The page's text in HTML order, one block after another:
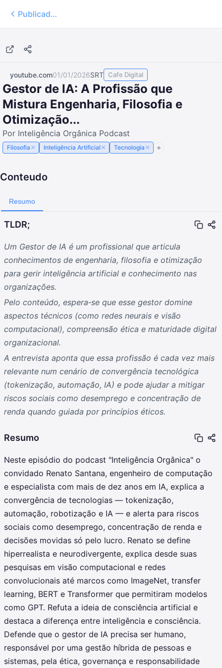
Publicados
youtube.com01/01/2026SRT Cafe Digital
Gestor de IA: A Profissão que
Mistura Engenharia, Filosofia e
Otimização...
Por Inteligência Orgânica Podcast
Filosofia × Inteligência Artificial × Tecnologia ×
Conteudo
Resumo
TLDR;
Um Gestor de IA é um profissional que articula
conhecimentos de engenharia, filosofia e otimização
para gerir inteligência artificial e conhecimento nas
organizações.
Pelo conteúdo, espera‑se que esse gestor domine
aspectos técnicos (como redes neurais e visão
computacional), compreensão ética e maturidade digital
organizacional.
A entrevista aponta que essa profissão é cada vez mais
relevante num cenário de convergência tecnológica
(tokenização, automação, IA) e pode ajudar a mitigar
riscos sociais como desemprego e concentração de
renda quando guiada por princípios éticos.
Resumo
Neste episódio do podcast "Inteligência Orgânica" o
convidado Renato Santana, engenheiro de computação
e especialista com mais de dez anos em IA, explica a
convergência de tecnologias — tokenização,
automação, robotização e IA — e alerta para riscos
sociais como desemprego, concentração de renda e
decisões movidas só pelo lucro. Renato se define
hiperrealista e neurodivergente, explica desde suas
pesquisas em visão computacional e redes
convolucionais até marcos como ImageNet, transfer
learning, BERT e Transformer que permitiram modelos
como GPT. Refuta a ideia de consciência artificial e
destaca a diferença entre inteligência e consciência.
Defende que o gestor de IA precisa ser humano,
responsável por uma gestão híbrida de pessoas e
sistemas, pela ética, governança e responsabilidade